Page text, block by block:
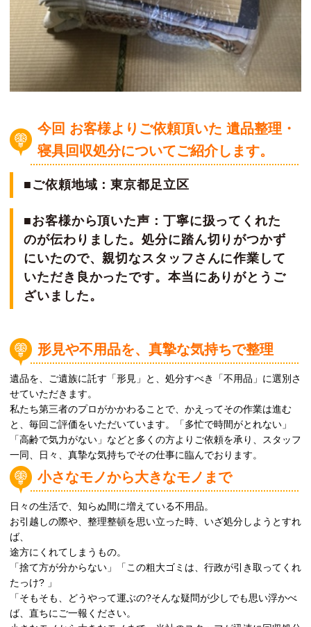
今回 お客様よりご依頼頂いた 遺品整理・
寝具回収処分についてご紹介します。
■ご依頼地域：東京都足立区
■お客様から頂いた声：丁寧に扱ってくれた
のが伝わりました。処分に踏ん切りがつかず
にいたので、親切なスタッフさんに作業して
いただき良かったです。本当にありがとうご
ざいました。
形見や不用品を、真摯な気持ちで整理
遺品を、ご遺族に託す「形見」と、処分すべき「不用品」に選別さ
せていただきます。
私たち第三者のプロがかかわることで、かえってその作業は進む
と、毎回ご評価をいただいています。「多忙で時間がとれない」
「高齢で気力がない」などと多くの方よりご依頼を承り、スタッフ
一同、日々、真摯な気持ちでその仕事に臨んでおります。
小さなモノから大きなモノまで
日々の生活で、知らぬ間に増えている不用品。
お引越しの際や、整理整頓を思い立った時、いざ処分しようとすれ
ば、
途方にくれてしまうもの。
「捨て方が分からない」「この粗大ゴミは、行政が引き取ってくれ
たっけ? 」
「そもそも、どうやって運ぶの?そんな疑問が少しでも思い浮かべ
ば、直ちにご一報ください。